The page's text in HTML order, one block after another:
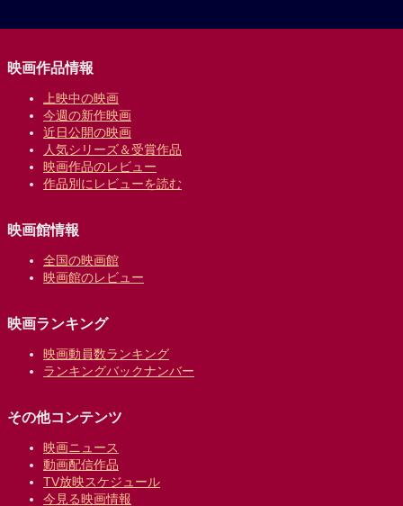
映画作品情報
上映中の映画
今週の新作映画
近日公開の映画
人気シリーズ＆受賞作品
映画作品のレビュー
作品別にレビューを読む
映画館情報
全国の映画館
映画館のレビュー
映画ランキング
映画動員数ランキング
ランキングバックナンバー
その他コンテンツ
映画ニュース
動画配信作品
TV放映スケジュール
今見る映画情報